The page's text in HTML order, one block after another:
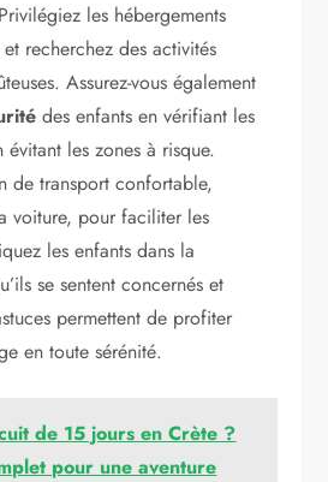
les hébergements
recherchez des activités
Assurez-vous également
des enfants en vérifiant les
les zones à risque.
de transport confortable,
voiture, pour faciliter les
les enfants dans la
se sentent concernés et
permettent de profiter
en toute sérénité.
de 15 jours en Crète ?
pour une aventure